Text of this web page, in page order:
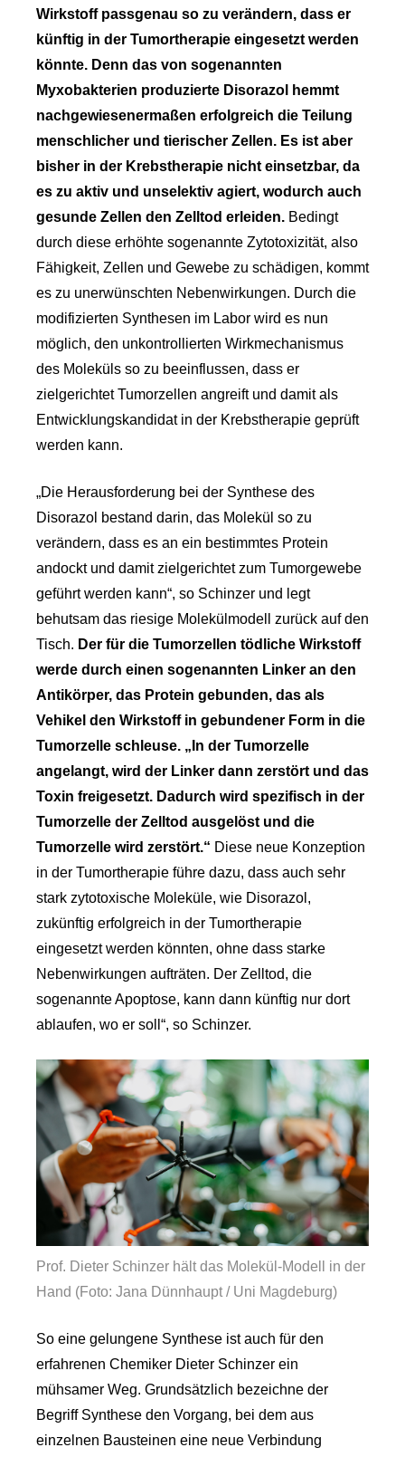
Wirkstoff passgenau so zu verändern, dass er
künftig in der Tumortherapie eingesetzt werden
könnte. Denn das von sogenannten
Myxobakterien produzierte Disorazol hemmt
nachgewiesenermaßen erfolgreich die Teilung
menschlicher und tierischer Zellen. Es ist aber
bisher in der Krebstherapie nicht einsetzbar, da
es zu aktiv und unselektiv agiert, wodurch auch
gesunde Zellen den Zelltod erleiden. Bedingt
durch diese erhöhte sogenannte Zytotoxizität, also
Fähigkeit, Zellen und Gewebe zu schädigen, kommt
es zu unerwünschten Nebenwirkungen. Durch die
modifizierten Synthesen im Labor wird es nun
möglich, den unkontrollierten Wirkmechanismus
des Moleküls so zu beeinflussen, dass er
zielgerichtet Tumorzellen angreift und damit als
Entwicklungskandidat in der Krebstherapie geprüft
werden kann.
„Die Herausforderung bei der Synthese des
Disorazol bestand darin, das Molekül so zu
verändern, dass es an ein bestimmtes Protein
andockt und damit zielgerichtet zum Tumorgewebe
geführt werden kann“, so Schinzer und legt
behutsam das riesige Molekülmodell zurück auf den
Tisch. Der für die Tumorzellen tödliche Wirkstoff
werde durch einen sogenannten Linker an den
Antikörper, das Protein gebunden, das als
Vehikel den Wirkstoff in gebundener Form in die
Tumorzelle schleuse. „In der Tumorzelle
angelangt, wird der Linker dann zerstört und das
Toxin freigesetzt. Dadurch wird spezifisch in der
Tumorzelle der Zelltod ausgelöst und die
Tumorzelle wird zerstört.“ Diese neue Konzeption
in der Tumortherapie führe dazu, dass auch sehr
stark zytotoxische Moleküle, wie Disorazol,
zukünftig erfolgreich in der Tumortherapie
eingesetzt werden könnten, ohne dass starke
Nebenwirkungen aufträten. Der Zelltod, die
sogenannte Apoptose, kann dann künftig nur dort
ablaufen, wo er soll“, so Schinzer.
Prof. Dieter Schinzer hält das Molekül-Modell in der
Hand (Foto: Jana Dünnhaupt / Uni Magdeburg)
So eine gelungene Synthese ist auch für den
erfahrenen Chemiker Dieter Schinzer ein
mühsamer Weg. Grundsätzlich bezeichne der
Begriff Synthese den Vorgang, bei dem aus
einzelnen Bausteinen eine neue Verbindung